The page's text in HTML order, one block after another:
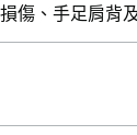
傷、手足肩背